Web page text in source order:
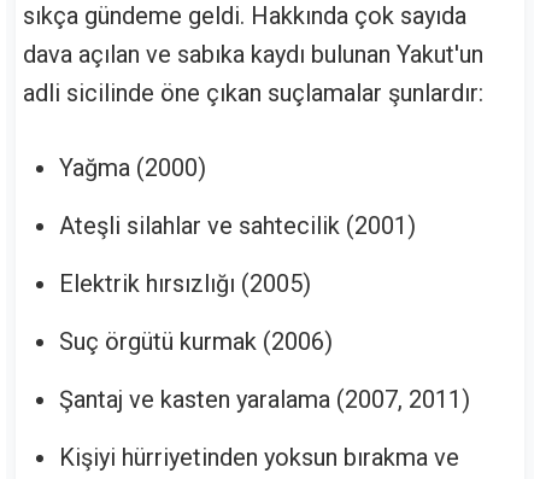
sıkça gündeme geldi. Hakkında çok sayıda
dava açılan ve sabıka kaydı bulunan Yakut'un
adli sicilinde öne çıkan suçlamalar şunlardır:
Yağma (2000)
Ateşli silahlar ve sahtecilik (2001)
Elektrik hırsızlığı (2005)
Suç örgütü kurmak (2006)
Şantaj ve kasten yaralama (2007, 2011)
Kişiyi hürriyetinden yoksun bırakma ve